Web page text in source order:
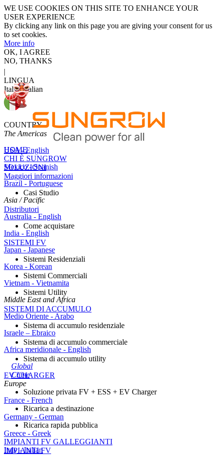
WE USE COOKIES ON THIS SITE TO ENHANCE YOUR
USER EXPERIENCE
By clicking any link on this page you are giving your consent for us
to set cookies.
More info
OK, I AGREE
NO, THANKS
|
LINGUA
Italy - Italian
COUNTRY
The Americas
USA - English
Mexico - Spanish
Brazil - Portuguese
Asia / Pacific
Australia - English
India - English
Japan - Japanese
Korea - Korean
Vietnam - Vietnamita
Middle East and Africa
Medio Oriente - Arabo
Israele – Ebraico
Africa meridionale - English
Global
Chine
Europe
France - French
Germany - German
Greece - Greek
Italy - Italian
HOME
CHI È SUNGROW
SOLUZIONI
Maggiori informazioni
Casi Studio
Distributori
Come acquistare
SISTEMI FV
Sistemi Residenziali
Sistemi Commerciali
Sistemi Utility
SISTEMI DI ACCUMULO
Sistema di accumulo residenziale
Sistema di accumulo commerciale
Sistema di accumulo utility
EV CHARGER
Soluzione privata FV + ESS + EV Charger
Ricarica a destinazione
Ricarica rapida pubblica
IMPIANTI FV GALLEGGIANTI
IMPIANTI FV